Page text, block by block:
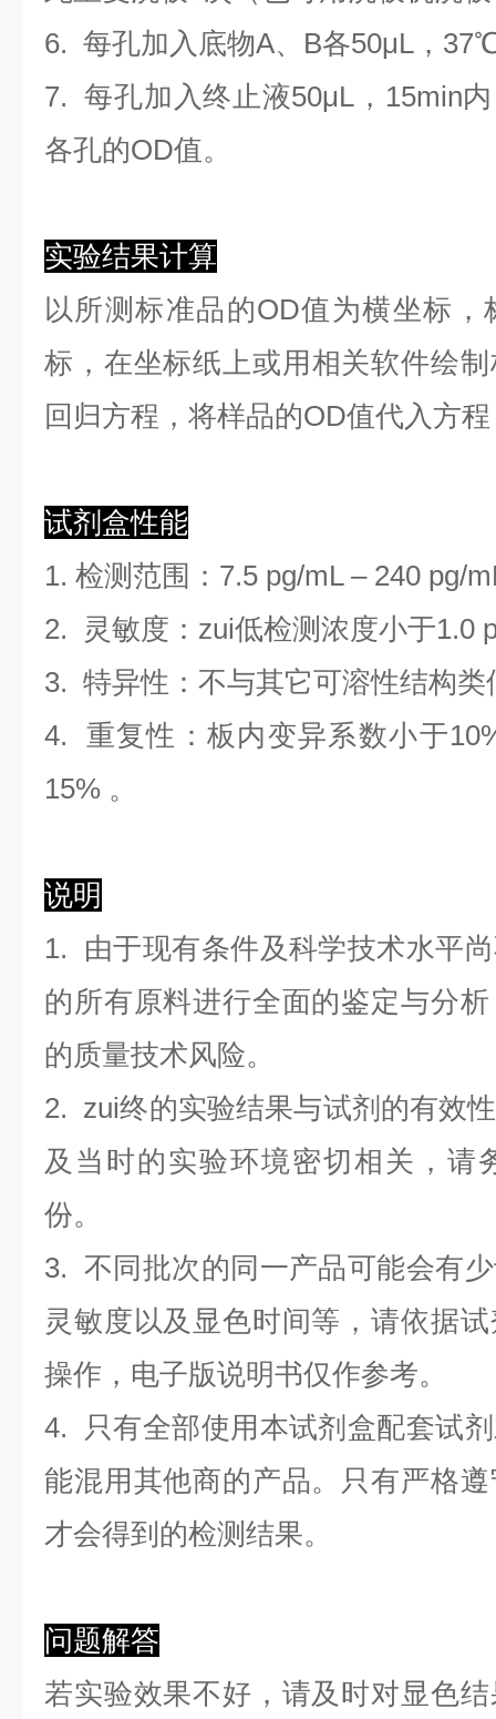
6. 每孔加入底物A、B各50μL，
7. 每孔加入终止液50μL，15min
各孔的OD值。
实验结果计算
以所测标准品的OD值为横坐标，
标，在坐标纸上或用相关软件绘制
回归方程 ， 将样品的OD值代入方
试剂盒性能
1. 检测范围 ： 7.5 pg/mL –240 pg/
2. 灵敏度：zui低检测浓度小于1.0
3. 特异性：不与其它可溶性结构类
4. 重复性：板内变异系数小于10
15% 。
说明
1. 由于现有条件及科学技术水平
的所有原料进行全面的鉴定与分
的质量技术风险。
2. zui终的实验结果与试剂的有效
及当时的实验环境密切相关，请
份。
3. 不同批次的同一产品可能会有
灵敏度以及显色时间等，请依据
操作，电子版说明书仅作参考。
4. 只有全部使用本试剂盒配套试
能混用其他商的产品。只有严格
才会得到的检测结果。
问题解答
若实验效果不好，请及时对显色